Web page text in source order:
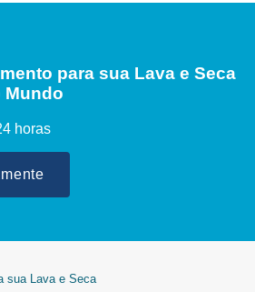
para sua Lava e Seca
Mundo
horas
sua Lava e Seca